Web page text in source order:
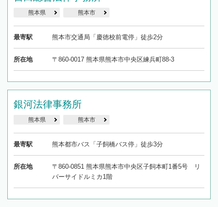
熊本県 熊本市
最寄駅 熊本市交通局「慶徳校前電停」徒歩2分
所在地 〒860-0017 熊本県熊本市中央区練兵町88-3
銀河法律事務所
熊本県 熊本市
最寄駅 熊本都市バス「子飼橋バス停」徒歩3分
所在地
〒860-0851 熊本県熊本市中央区子飼本町1番5号 リ
バーサイドルミカ1階